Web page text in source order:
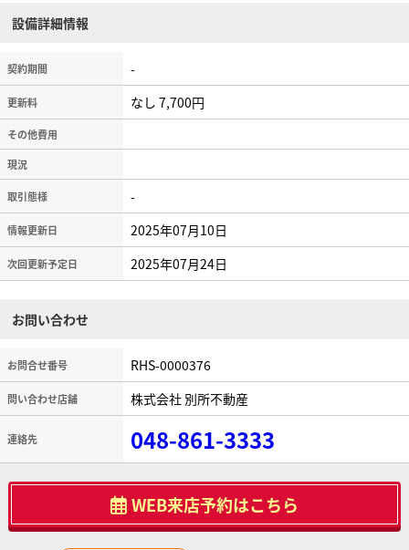
設備詳細情報
契約期間 -
更新料 なし 7,700円
その他費用
現況
取引態様 -
情報更新日 2025年07月10日
次回更新予定日 2025年07月24日
お問い合わせ
お問合せ番号 RHS-0000376
問い合わせ店舗 株式会社 別所不動産
連絡先 048-861-3333
WEB来店予約はこちら